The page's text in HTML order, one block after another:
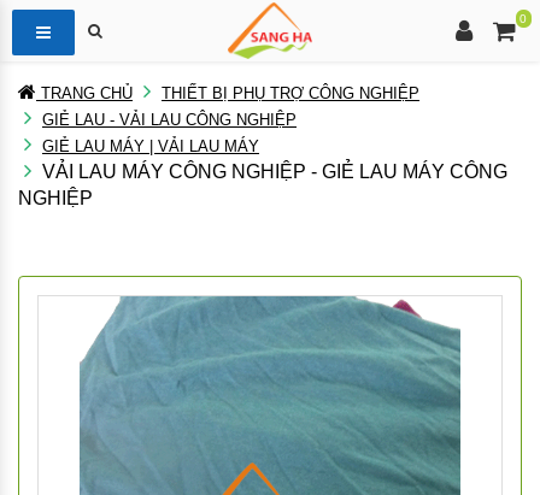
0
TRANG CHỦ
THIẾT BỊ PHỤ TRỢ CÔNG NGHIỆP
GIẺ LAU - VẢI LAU CÔNG NGHIỆP
GIẺ LAU MÁY | VẢI LAU MÁY
VẢI LAU MÁY CÔNG NGHIỆP - GIẺ LAU MÁY CÔNG
NGHIỆP